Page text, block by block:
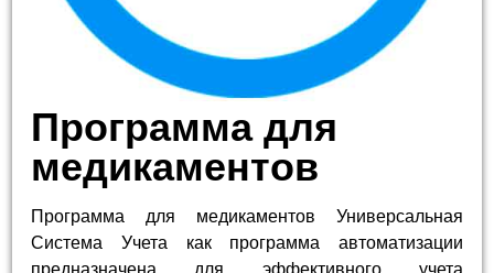
Программа для
медикаментов
Программа для медикаментов Универсальная
Система Учета как программа автоматизации